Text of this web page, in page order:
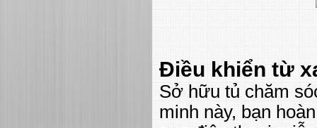
Điều khiển từ
Sở hữu tủ chăm
minh này, bạn